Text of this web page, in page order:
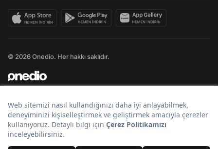
© 2026 Onedio. Her hakkı saklıdır.
Bir markasıdır.